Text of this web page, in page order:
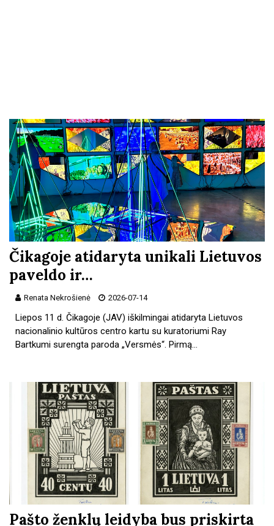
Čikagoje atidaryta unikali Lietuvos
paveldo ir…
Renata Nekrošienė 2026-07-14
Liepos 11 d. Čikagoje (JAV) iškilmingai atidaryta Lietuvos
nacionalinio kultūros centro kartu su kuratoriumi Ray
Bartkumi surengta paroda „Versmės“. Pirmą…
Pašto ženklų leidyba bus priskirta